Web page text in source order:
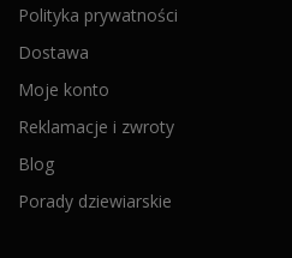
Polityka prywatności
Dostawa
Moje konto
Reklamacje i zwroty
Blog
Porady dziewiarskie